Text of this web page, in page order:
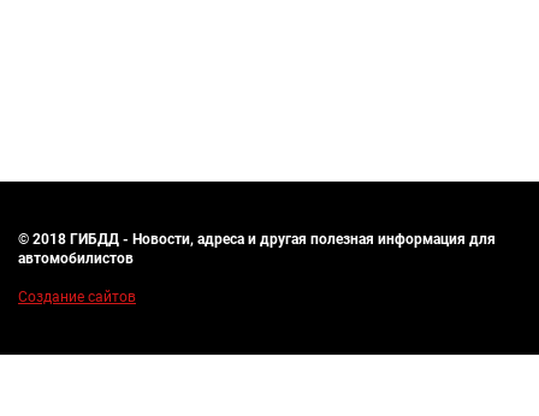
© 2018 ГИБДД - Новости, адреса и другая полезная информация для
автомобилистов
Создание сайтов